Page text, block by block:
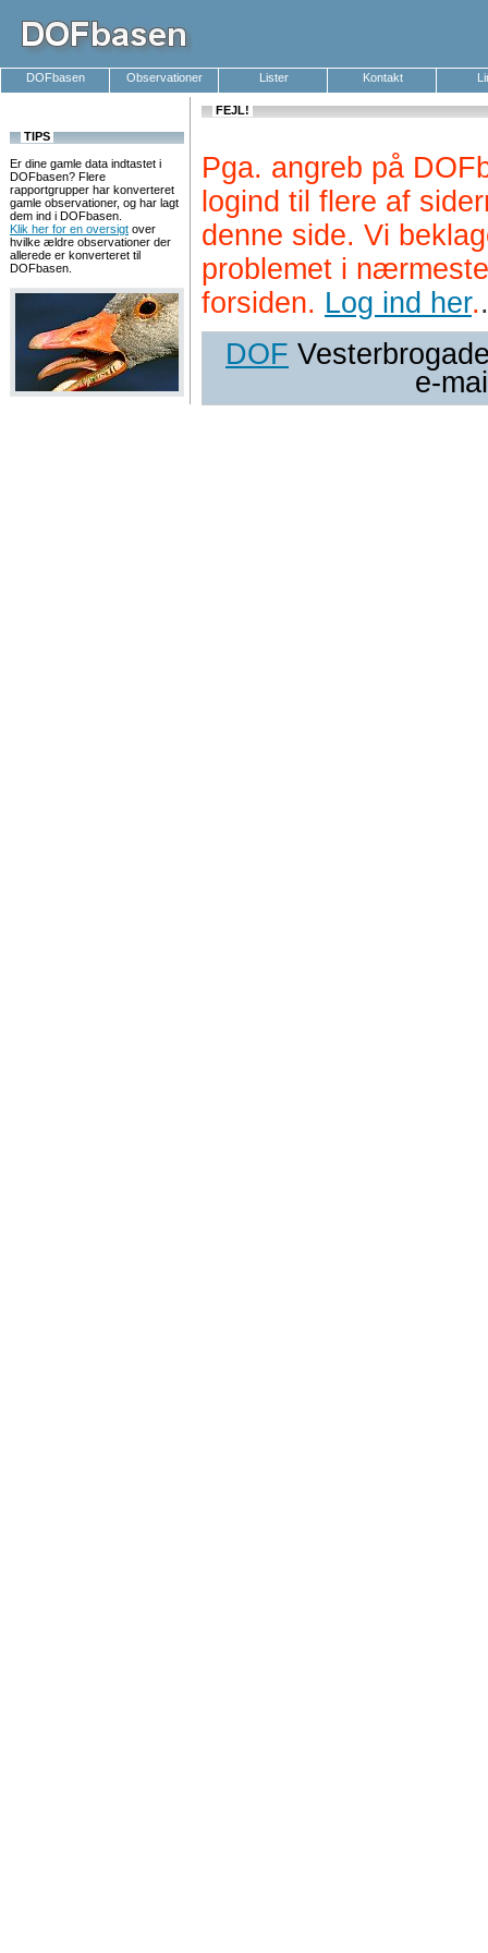
DOFbasen Observationer Lister Kontakt
TIPS
Er dine gamle data indtastet i
DOFbasen? Flere
rapportgrupper har konverteret
gamle observationer, og har lagt
dem ind i DOFbasen.
Klik her for en oversigt over
hvilke ældre observationer der
allerede er konverteret til
DOFbasen.
FEJL!
Pga. angreb på
logind til flere af
denne side. Vi
problemet i
forsiden. Log ind her..
DOF
e-